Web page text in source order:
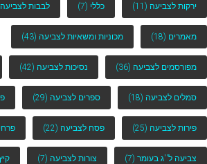
ירקות לצביעה (11) כללי (7) לבבות לצביעה
מאמרים (18) מכוניות ומשאיות לצביעה (43)
מפורסמים לצביעה (36) נסיכות לצביעה (42)
סמלים לצביעה (18) ספרים לצביעה (29)
פירות לצביעה (25) פסח לצביעה (22)
צביעה ל''ג בעומר (7) צורות לצביעה (7)